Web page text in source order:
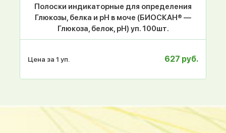
Полоски индикаторные для определения
Глюкозы, белка и рН в моче (БИОСКАН® —
Глюкоза, белок, рН) уп. 100шт.
Цена за 1 уп. 627 руб.